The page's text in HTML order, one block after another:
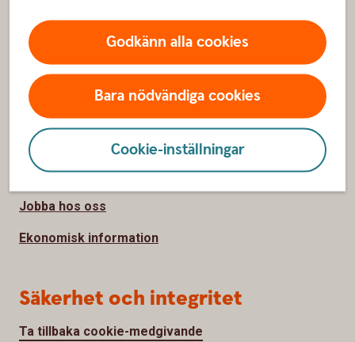
Godkänn alla cookies
Bara nödvändiga cookies
Cookie-inställningar
Priser, räntor och kurser
Om oss
Om Mjöbäcks Sparbank
Hållbarhet
Trivselbygden
Jobba hos oss
Ekonomisk information
Säkerhet och integritet
Ta tillbaka cookie-medgivande